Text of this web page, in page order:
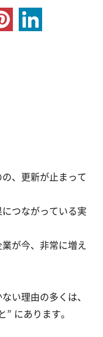
の、更新が止まって
につながっている実
が今、非常に増え
い理由の多くは、
” にあります。